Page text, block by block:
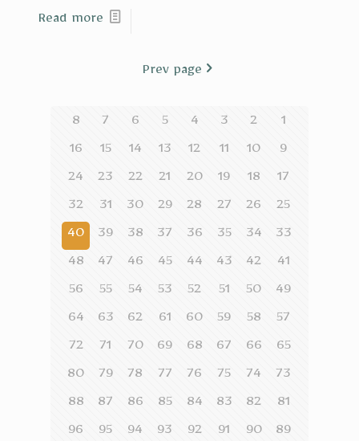
Read more
Prev page
1
2
3
4
5
6
7
8
9
10
11
12
13
14
15
16
17
18
19
20
21
22
23
24
25
26
27
28
29
30
31
32
33
34
35
36
37
38
39
40
41
42
43
44
45
46
47
48
49
50
51
52
53
54
55
56
57
58
59
60
61
62
63
64
65
66
67
68
69
70
71
72
73
74
75
76
77
78
79
80
81
82
83
84
85
86
87
88
89
90
91
92
93
94
95
96